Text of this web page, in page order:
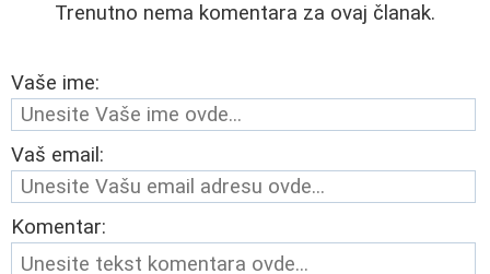
Trenutno nema komentara za ovaj članak.
Vaše ime:
Vaš email:
Komentar: